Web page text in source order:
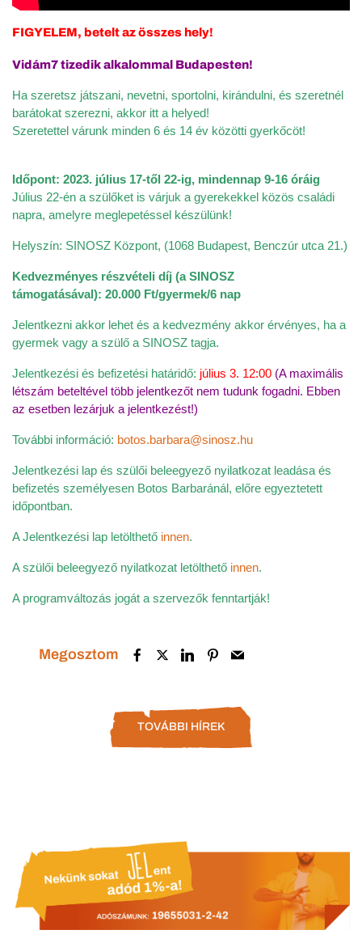
FIGYELEM, betelt az összes hely!
Vidám7 tizedik alkalommal Budapesten!
Ha szeretsz játszani, nevetni, sportolni, kirándulni, és szeretnél
barátokat szerezni, akkor itt a helyed!
Szeretettel várunk minden 6 és 14 év közötti gyerkőcöt!
Időpont: 2023. július 17-től 22-ig, mindennap 9-16 óráig
Július 22-én a szülőket is várjuk a gyerekekkel közös családi
napra, amelyre meglepetéssel készülünk!
Helyszín: SINOSZ Központ, (1068 Budapest, Benczúr utca 21.)
Kedvezményes részvételi díj (a SINOSZ
támogatásával): 20.000 Ft/gyermek/6 nap
Jelentkezni akkor lehet és a kedvezmény akkor érvényes, ha a
gyermek vagy a szülő a SINOSZ tagja.
Jelentkezési és befizetési határidő: július 3. 12:00 (A maximális
létszám beteltével több jelentkezőt nem tudunk fogadni. Ebben
az esetben lezárjuk a jelentkezést!)
További információ: botos.barbara@sinosz.hu
Jelentkezési lap és szülői beleegyező nyilatkozat leadása és
befizetés személyesen Botos Barbaránál, előre egyeztetett
időpontban.
A Jelentkezési lap letölthető innen.
A szülői beleegyező nyilatkozat letölthető innen.
A programváltozás jogát a szervezők fenntartják!
Megosztom
TOVÁBBI HÍREK